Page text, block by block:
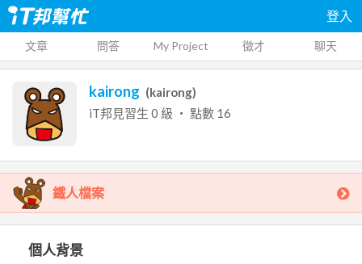
登入
文章 問答 My Project 徵才 聊天
kairong (kairong)
iT邦見習生 0 級 ‧ 點數 16
鐵人檔案
個人背景